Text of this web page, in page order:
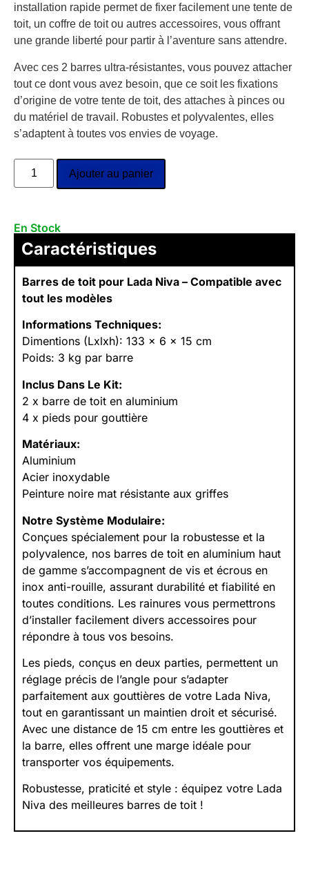
installation rapide permet de fixer facilement une tente de
toit, un coffre de toit ou autres accessoires, vous offrant
une grande liberté pour partir à l’aventure sans attendre.
Avec ces 2 barres ultra-résistantes, vous pouvez attacher
tout ce dont vous avez besoin, que ce soit les fixations
d’origine de votre tente de toit, des attaches à pinces ou
du matériel de travail. Robustes et polyvalentes, elles
s’adaptent à toutes vos envies de voyage.
Ajouter au panier
En Stock
Caractéristiques
Barres de toit pour Lada Niva – Compatible avec
tout les modèles
Informations Techniques:
Dimentions (Lxlxh): 133 x 6 x 15 cm
Poids: 3 kg par barre
Inclus Dans Le Kit:
2 x barre de toit en aluminium
4 x pieds pour gouttière
Matériaux:
Aluminium
Acier inoxydable
Peinture noire mat résistante aux griffes
Notre Système Modulaire:
Conçues spécialement pour la robustesse et la
polyvalence, nos barres de toit en aluminium haut
de gamme s’accompagnent de vis et écrous en
inox anti-rouille, assurant durabilité et fiabilité en
toutes conditions. Les rainures vous permettrons
d’installer facilement divers accessoires pour
répondre à tous vos besoins.
Les pieds, conçus en deux parties, permettent un
réglage précis de l’angle pour s’adapter
parfaitement aux gouttières de votre Lada Niva,
tout en garantissant un maintien droit et sécurisé.
Avec une distance de 15 cm entre les gouttières et
la barre, elles offrent une marge idéale pour
transporter vos équipements.
Robustesse, praticité et style : équipez votre Lada
Niva des meilleures barres de toit !